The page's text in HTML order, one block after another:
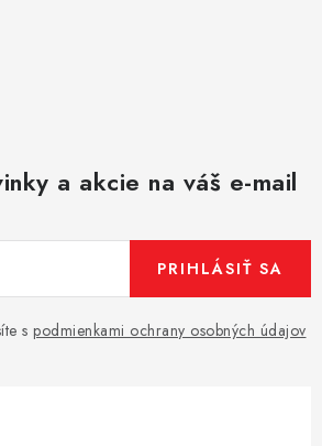
a akcie na váš e-mail
s podmienkami ochrany osobných údajov
PRIHLÁSIŤ SA